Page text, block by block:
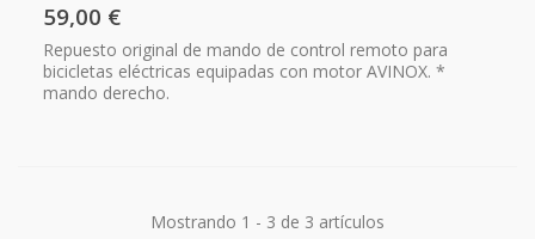
59,00 €
Repuesto original de mando de control remoto para
bicicletas eléctricas equipadas con motor AVINOX. *
mando derecho.
Mostrando 1 - 3 de 3 artículos